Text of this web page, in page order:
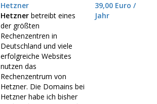
Hetzner
Hetzner betreibt eines
der größten
Rechenzentren in
Deutschland und viele
erfolgreiche Websites
nutzen das
Rechenzentrum von
Hetzner. Die Domains bei
Hetzner habe ich bisher
39,00 Euro /
Jahr